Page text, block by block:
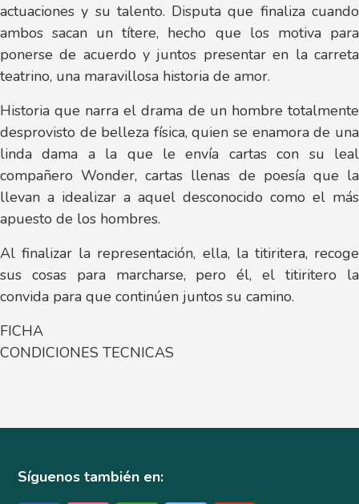
actuaciones y su talento. Disputa que finaliza cuando
ambos sacan un títere, hecho que los motiva para
ponerse de acuerdo y juntos presentar en la carreta
teatrino, una maravillosa historia de amor.
Historia que narra el drama de un hombre totalmente
desprovisto de belleza física, quien se enamora de una
linda dama a la que le envía cartas con su leal
compañero Wonder, cartas llenas de poesía que la
llevan a idealizar a aquel desconocido como el más
apuesto de los hombres.
Al finalizar la representación, ella, la titiritera, recoge
sus cosas para marcharse, pero él, el titiritero la
convida para que continúen juntos su camino.
FICHA
CONDICIONES TECNICAS
Síguenos también en: